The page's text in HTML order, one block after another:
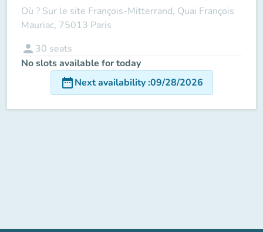
Où ? Sur le site François-Mitterrand, Quai François
Mauriac, 75013 Paris
person 30 seats
No slots available for today
date_rangeNext availability:09/28/2026